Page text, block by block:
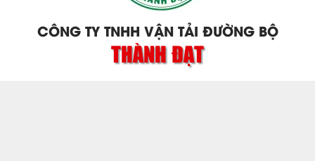
CÔNG TY TNHH VẬN TẢI ĐƯỜNG BỘ
THÀNH ĐẠT